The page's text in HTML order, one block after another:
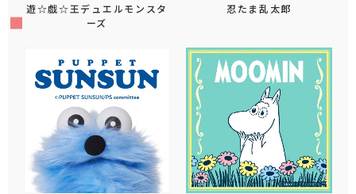
遊☆戯☆王デュエルモンスタ
ーズ
忍たま乱太郎